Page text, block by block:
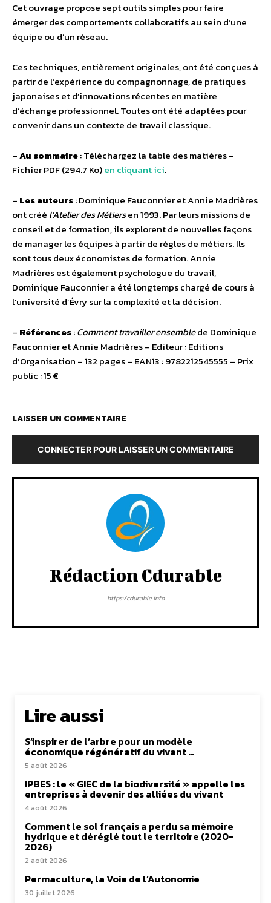
Cet ouvrage propose sept outils simples pour faire
émerger des comportements collaboratifs au sein d’une
équipe ou d’un réseau.
Ces techniques, entièrement originales, ont été conçues à
partir de l’expérience du compagnonnage, de pratiques
japonaises et d’innovations récentes en matière
d’échange professionnel. Toutes ont été adaptées pour
convenir dans un contexte de travail classique.
–Au sommaire: Téléchargez la table des matières –
Fichier PDF (294.7 Ko)en cliquant ici.
– Les auteurs: Dominique Fauconnier et Annie Madrières
ont créé l’Atelier des Métiersen 1993. Par leurs missions de
conseil et de formation, ils explorent de nouvelles façons
de manager les équipes à partir de règles de métiers. Ils
sont tous deux économistes de formation. Annie
Madrières est également psychologue du travail,
Dominique Fauconnier a été longtemps chargé de cours à
l’université d’Évry sur la complexité et la décision.
– Références:Comment travailler ensemblede Dominique
Fauconnier et Annie Madrières – Editeur : Editions
d’Organisation – 132 pages – EAN13 : 9782212545555 – Prix
public : 15 €
LAISSER UN COMMENTAIRE
CONNECTER POUR LAISSER UN COMMENTAIRE
Rédaction Cdurable
https:/cdurable.info
Lire aussi
S’inspirer de l’arbre pour un modèle
économique régénératif du vivant …
5 août 2026
IPBES : le « GIEC de la biodiversité » appelle les
entreprises à devenir des alliées du vivant
4 août 2026
Comment le sol français a perdu sa mémoire
hydrique et déréglé tout le territoire (2020-
2026)
2 août 2026
Permaculture, la Voie de l’Autonomie
30 juillet 2026